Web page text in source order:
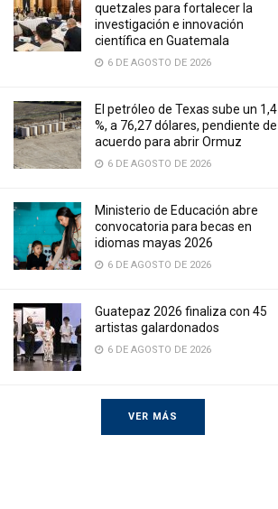
quetzales para fortalecer la
investigación e innovación
científica en Guatemala
6 DE AGOSTO DE 2026
El petróleo de Texas sube un 1,4
%, a 76,27 dólares, pendiente de
acuerdo para abrir Ormuz
6 DE AGOSTO DE 2026
Ministerio de Educación abre
convocatoria para becas en
idiomas mayas 2026
6 DE AGOSTO DE 2026
Guatepaz 2026 finaliza con 45
artistas galardonados
6 DE AGOSTO DE 2026
VER MÁS